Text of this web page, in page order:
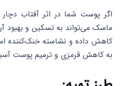
اگر پوست شما در اثر آفتاب
ماسک می‌تواند به تسکین و بهبود
کاهش داده و نشاسته خنک‌کننده
به کاهش قرمزی و ترمیم پوست